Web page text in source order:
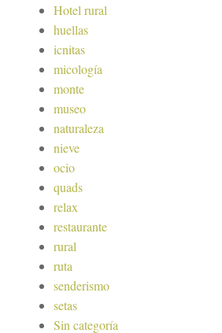
Hotel rural
huellas
icnitas
micología
monte
museo
naturaleza
nieve
ocio
quads
relax
restaurante
rural
ruta
senderismo
setas
Sin categoría